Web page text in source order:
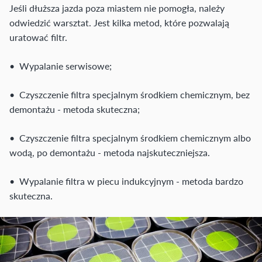
Jeśli dłuższa jazda poza miastem nie pomogła, należy
odwiedzić warsztat. Jest kilka metod, które pozwalają
uratować filtr.
• Wypalanie serwisowe;
• Czyszczenie filtra specjalnym środkiem chemicznym, bez
demontażu - metoda skuteczna;
• Czyszczenie filtra specjalnym środkiem chemicznym albo
wodą, po demontażu - metoda najskuteczniejsza.
• Wypalanie filtra w piecu indukcyjnym - metoda bardzo
skuteczna.